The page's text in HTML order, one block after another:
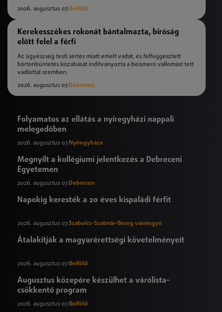
2026. augusztus 07.Belföld
Kerekesszékes rokonát bántalmazta, bíróság
előtt felel a férfi
Az ügyészség testi sértés miatt emelt vádat, és felfüggesztett
börtönbüntetés kiszabását indítványozta a beismerő vallomást tett
vádlottal szemben.
2026. augusztus 07.Debrecen
Folyamatos az ellátás a nyíregyházi nappali
melegedőben
2026. augusztus 07. Nyíregyháza
Megnyílt a kollégiumi jelentkezés a Debreceni
Egyetemen
2026. augusztus 07.Debrecen
Napokig keresték a 20 éves kispaládi férfit
2026. augusztus 07.Szabolcs-Szatmár-Bereg vármegye
Átalakítják a magyarérettségi követelményeit
2026. augusztus 07.Belföld
Augusztus közepére készülhet a várólista-
csökkentő program
2026. augusztus 07.Belföld